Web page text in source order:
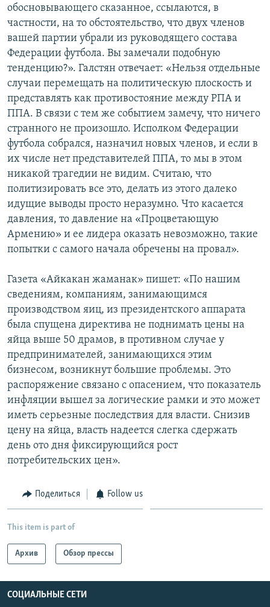
обосновывающего сказанное, ссылаются, в
частности, на то обстоятельство, что двух членов
вашей партии убрали из руководящего состава
Федерации футбола. Вы замечали подобную
тенденцию?». Галстян отвечает: «Нельзя отдельные
случаи перемещать на политическую плоскость и
представлять как противостояние между РПА и
ППА. В связи с тем же событием замечу, что ничего
странного не произошло. Исполком Федерации
футбола собрался, назначил новых членов, и если в
их числе нет представителей ППА, то мы в этом
никакой трагедии не видим. Считаю, что
политизировать все это, делать из этого далеко
идущие выводы просто неразумно. Что касается
давления, то давление на «Процветающую
Армению» и ее лидера оказать невозможно, такие
попытки с самого начала обречены на провал».
Газета «Айкакан жаманак» пишет: «По нашим
сведениям, компаниям, занимающимся
производством яиц, из президентского аппарата
была спущена директива не поднимать цены на
яйца выше 50 драмов, в противном случае у
предпринимателей, занимающихся этим
бизнесом, возникнут большие проблемы. Это
распоряжение связано с опасением, что показатель
инфляции вышел за логические рамки и это может
иметь серьезные последствия для власти. Снизив
цену на яйца, власть надеется слегка сдержать
день ото дня фиксирующийся рост
потребительских цен».
Поделиться Follow us
This item is part of
Архив Обзор прессы
СОЦИАЛЬНЫЕ СЕТИ